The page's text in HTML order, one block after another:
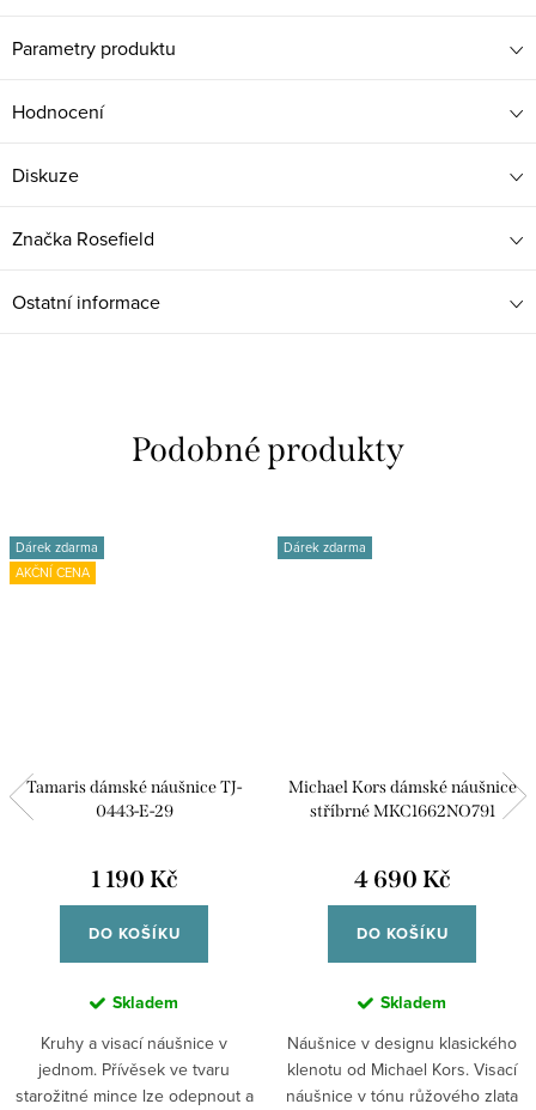
Parametry produktu
Hodnocení
Diskuze
Značka Rosefield
Ostatní informace
Dárek zdarma
AKČNÍ CENA
Tamaris dámské náušnice TJ-
0443-E-29
1 190 Kč
DO KOŠÍKU
Skladem
Kruhy a visací náušnice v
jednom. Přívěsek ve tvaru
starožitné mince lze odepnout a
Dárek zdarma
Michael Kors dámské náušnice
stříbrné MKC1662NO791
4 690 Kč
DO KOŠÍKU
Skladem
Náušnice v designu klasického
klenotu od Michael Kors. Visací
náušnice v tónu růžového zlata